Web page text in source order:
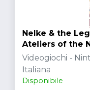
Nelke & the
Ateliers of the
Videogiochi -
Italiana
Disponibile